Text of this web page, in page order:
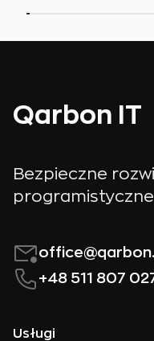
Qarbon IT
Bezpieczne
+48 511 807
Usługi